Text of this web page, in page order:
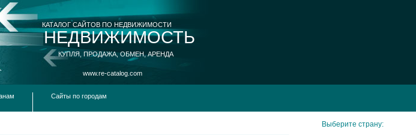
КАТАЛОГ САЙТОВ ПО НЕДВИЖИМОСТИ
НЕДВИЖИМОСТЬ
КУПЛЯ, ПРОДАЖА, ОБМЕН, АРЕНДА
www.re-catalog.com
Сайты по городам
Выберите страну: